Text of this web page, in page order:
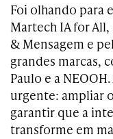
Foi olhando para
Martech IA for
& Mensagem e
grandes marcas,
Paulo e a
urgente: ampliar
garantir que a
transforme em